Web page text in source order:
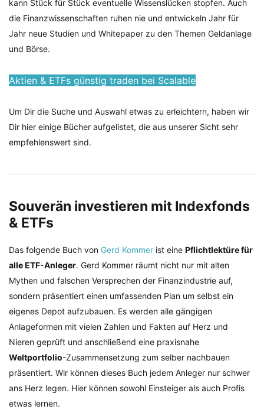
kann Stück für Stück eventuelle Wissenslücken stopfen. Auch
die Finanzwissenschaften ruhen nie und entwickeln Jahr für
Jahr neue Studien und Whitepaper zu den Themen Geldanlage
und Börse.
Aktien & ETFs günstig traden bei Scalable
Um Dir die Suche und Auswahl etwas zu erleichtern, haben wir
Dir hier einige Bücher aufgelistet, die aus unserer Sicht sehr
empfehlenswert sind.
Souverän investieren mit Indexfonds
& ETFs
Das folgende Buch von Gerd Kommer ist eine Pflichtlektüre für
alle ETF-Anleger. Gerd Kommer räumt nicht nur mit alten
Mythen und falschen Versprechen der Finanzindustrie auf,
sondern präsentiert einen umfassenden Plan um selbst ein
eigenes Depot aufzubauen. Es werden alle gängigen
Anlageformen mit vielen Zahlen und Fakten auf Herz und
Nieren geprüft und anschließend eine praxisnahe
Weltportfolio-Zusammensetzung zum selber nachbauen
präsentiert. Wir können dieses Buch jedem Anleger nur schwer
ans Herz legen. Hier können sowohl Einsteiger als auch Profis
etwas lernen.